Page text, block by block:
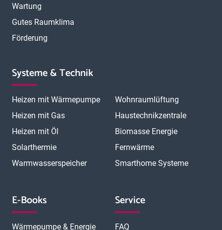
Wartung
Gutes Raumklima
Förderung
Systeme & Technik
Heizen mit Wärmepumpe
Heizen mit Gas
Heizen mit Öl
Solarthermie
Warmwasserspeicher
Wohnraumlüftung
Haustechnikzentrale
Biomasse Energie
Fernwärme
Smarthome Systeme
E-Books
Wärmepumpe & Energie
Service
FAQ